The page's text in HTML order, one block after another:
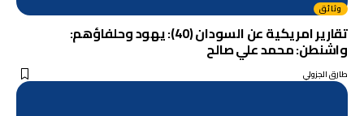
وثائق
تقارير امريكية عن السودان (40): يهود وحلفاؤهم:
واشنطن: محمد علي صالح
طارق الجزولي